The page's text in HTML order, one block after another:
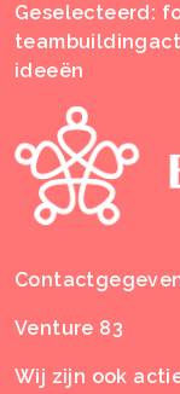
Geselecteerd:
ideeën
Venture 83
Wij zijn ook